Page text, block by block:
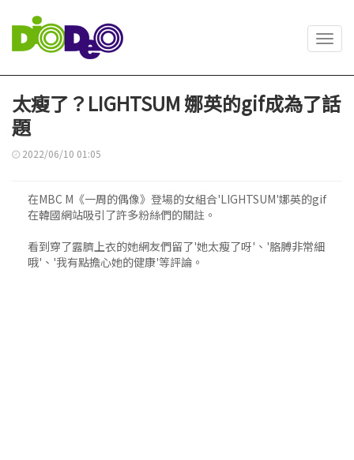
太瘦了？LIGHTSUM 娜英的gif成為了話
題
2022/06/10 01:05
在MBC M《一周的偶像》登場的女組合'LIGHTSUM'娜英的gif
在韓國網站吸引了許多粉絲們的關註。
看到穿了露臍上衣的她網友們留了'她太瘦了呀'、'胳膊非常細
哦'、'我有點擔心她的健康'等評論。